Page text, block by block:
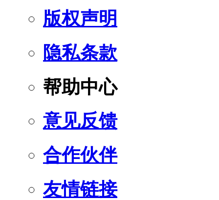
版权声明
隐私条款
帮助中心
意见反馈
合作伙伴
友情链接